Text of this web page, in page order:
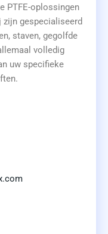
PTFE-oplossingen
zijn gespecialiseerd
staven, gegolfde
volledig
uw specifieke